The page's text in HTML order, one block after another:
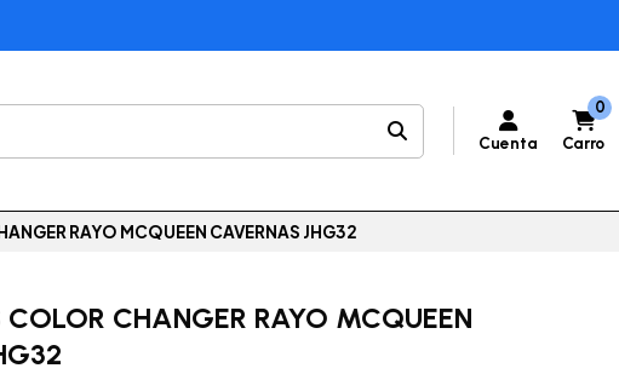
Cuenta
0
Carro
RAYO MCQUEEN CAVERNAS JHG32
CHANGER RAYO MCQUEEN